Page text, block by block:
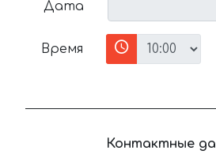
Дата
Время
Контактные